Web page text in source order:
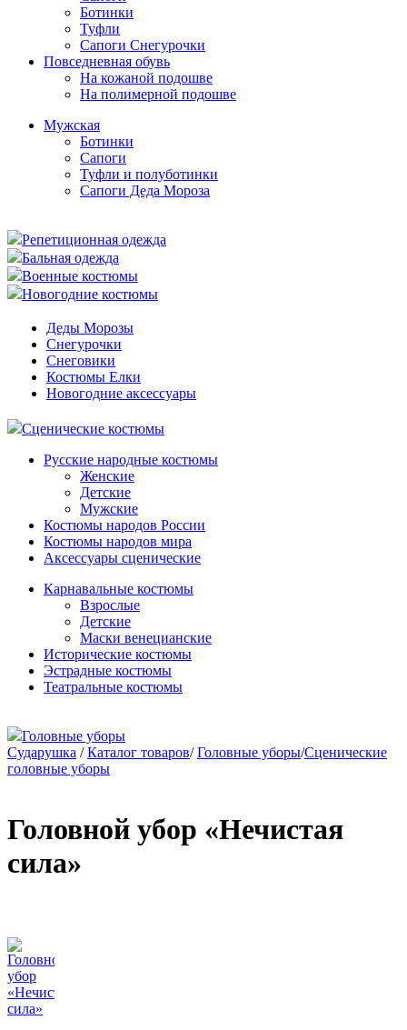
Ботинки
Туфли
Сапоги Снегурочки
Повседневная обувь
На кожаной подошве
На полимерной подошве
Мужская
Ботинки
Сапоги
Туфли и полуботинки
Сапоги Деда Мороза
Репетиционная одежда
Бальная одежда
Военные костюмы
Новогодние костюмы
Деды Морозы
Снегурочки
Снеговики
Костюмы Елки
Новогодние аксессуары
Сценические костюмы
Русские народные костюмы
Женские
Детские
Мужские
Костюмы народов России
Костюмы народов мира
Аксессуары сценические
Карнавальные костюмы
Взрослые
Детские
Маски венецианские
Исторические костюмы
Эстрадные костюмы
Театральные костюмы
Головные уборы
Сударушка / Каталог товаров/ Головные уборы/Сценические
головные уборы
Головной убор «Нечистая
сила»